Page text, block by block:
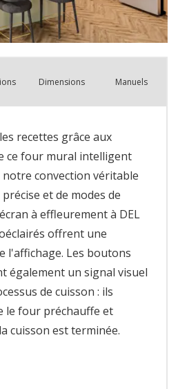
Dimensions Manuels
recettes grâce aux
ce four mural intelligent
notre convection véritable
et de modes de
à effleurement à DEL
offrent une
l'affichage. Les boutons
également un signal visuel
de cuisson : ils
le four préchauffe et
cuisson est terminée.